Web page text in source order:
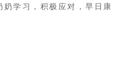
奶学习，积极应对，早日康